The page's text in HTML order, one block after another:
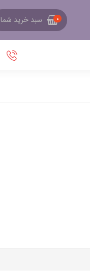
0 سبد خرید شما